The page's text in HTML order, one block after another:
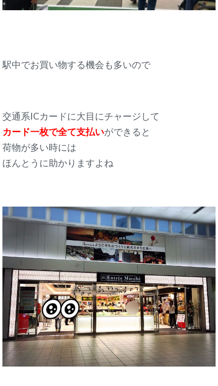
駅中でお買い物する機会も多いので
交通系ICカードに大目にチャージして
カード一枚で全て支払いができると
荷物が多い時には
ほんとうに助かりますよね